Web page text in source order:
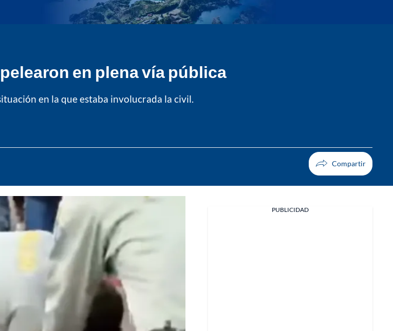
en plena vía pública
en la que estaba involucrada la civil.
PUBLICIDAD